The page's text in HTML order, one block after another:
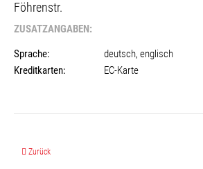
Föhrenstr.
ZUSATZANGABEN:
Sprache:
deutsch, englisch
Kreditkarten:
EC-Karte
Vorheriger Beitrag: ZAREBA - Bauelemente und
Zurück